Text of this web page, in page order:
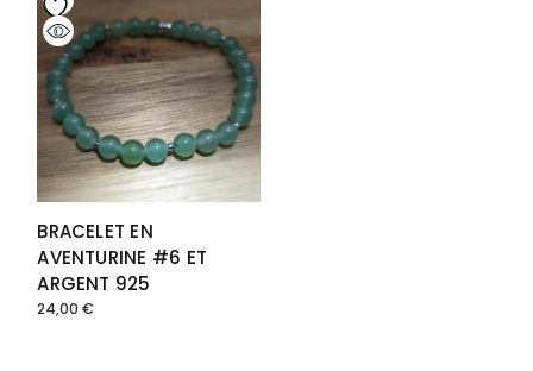
BRACELET EN
AVENTURINE #6 ET
ARGENT 925
24,00€